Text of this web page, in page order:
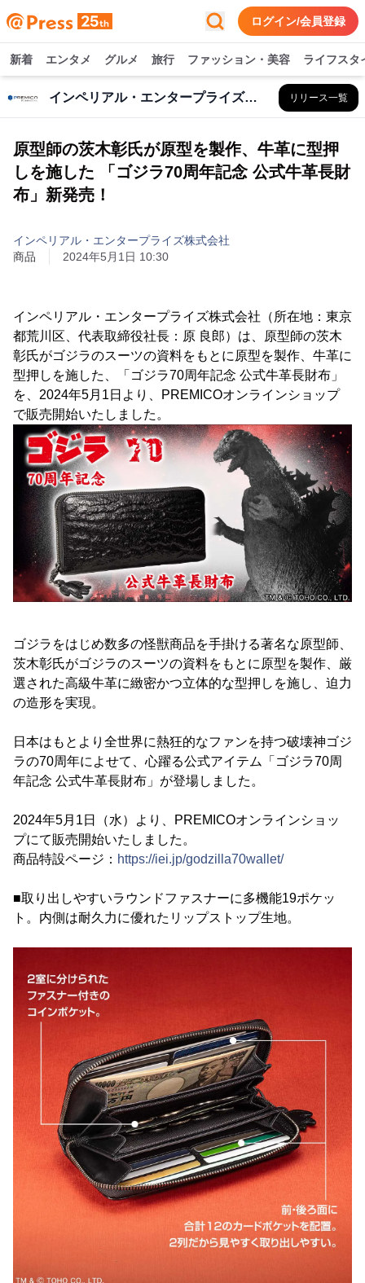
ログイン/会員登録
新着 エンタメ グルメ 旅行 ファッション・美容 ライフスタ
インペリアル・エンタープライズ株式会社 リリース一覧
原型師の茨木彰氏が原型を製作、牛革に型押
しを施した 「ゴジラ70周年記念 公式牛革長財
布」新発売！
インペリアル・エンタープライズ株式会社
商品
2024年5月1日 10:30
インペリアル・エンタープライズ株式会社（所在地：東京
都荒川区、代表取締役社長：原 良郎）は、原型師の茨木
彰氏がゴジラのスーツの資料をもとに原型を製作、牛革に
型押しを施した、「ゴジラ70周年記念 公式牛革長財布」
を、2024年5月1日より、PREMICOオンラインショップ
で販売開始いたしました。
ゴジラをはじめ数多の怪獣商品を手掛ける著名な原型師、
茨木彰氏がゴジラのスーツの資料をもとに原型を製作、厳
選された高級牛革に緻密かつ立体的な型押しを施し、迫力
の造形を実現。
日本はもとより全世界に熱狂的なファンを持つ破壊神ゴジ
ラの70周年によせて、心躍る公式アイテム「ゴジラ70周
年記念 公式牛革長財布」が登場しました。
2024年5月1日（水）より、PREMICOオンラインショッ
プにて販売開始いたしました。
商品特設ページ： https://iei.jp/godzilla70wallet/
■取り出しやすいラウンドファスナーに多機能19ポケッ
ト。内側は耐久力に優れたリップストップ生地。